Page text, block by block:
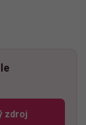
zdrojsa otvorí v